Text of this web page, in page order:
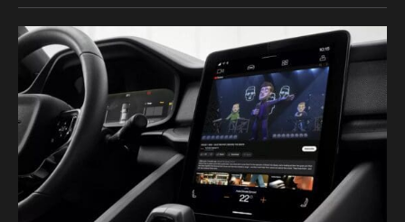
者是Apple，他們在車用功能的研發上一直不斷地再努力，現
在Apple針對了CarPlay功能做出更新，但除了駕駛經常使用
的CarPlay功能之外，蘋果還開發了一項讓所有在車上的乘客
都可以受惠的功能，那就是防止盯著螢幕產生暈車的狀況，根
據他們的研究發現，人們在車上之…